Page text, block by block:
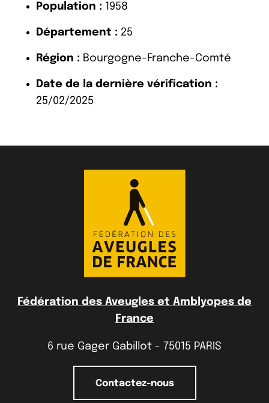
Population : 1958
Département : 25
Région : Bourgogne-Franche-Comté
Date de la dernière vérification :
25/02/2025
Fédération des Aveugles et Amblyopes de
France
6 rue Gager Gabillot - 75015 PARIS
Contactez-nous